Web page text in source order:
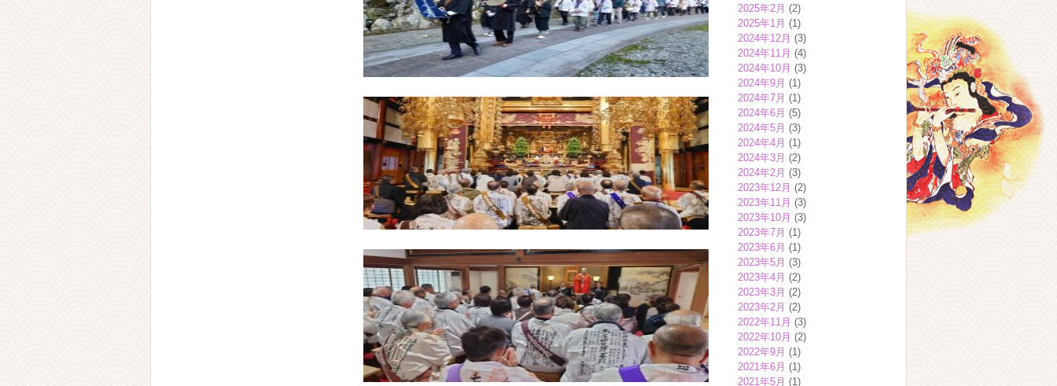
2025年2月 (2)
2025年1月 (1)
2024年12月 (3)
2024年11月 (4)
2024年10月 (3)
2024年9月 (1)
2024年7月 (1)
2024年6月 (5)
2024年5月 (3)
2024年4月 (1)
2024年3月 (2)
2024年2月 (3)
2023年12月 (2)
2023年11月 (3)
2023年10月 (3)
2023年7月 (1)
2023年6月 (1)
2023年5月 (3)
2023年4月 (2)
2023年3月 (2)
2023年2月 (2)
2022年11月 (3)
2022年10月 (2)
2022年9月 (1)
2021年6月 (1)
2021年5月 (1)